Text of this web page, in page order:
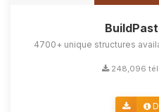
4700+ unique structures
248,096